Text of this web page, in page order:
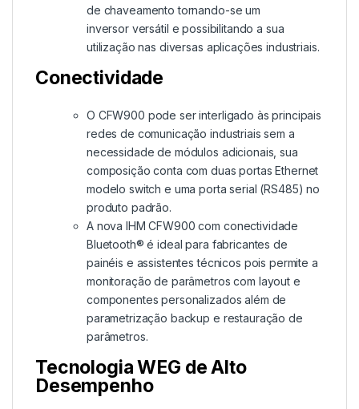
de chaveamento tornando-se um
inversor versátil e possibilitando a sua
utilização nas diversas aplicações industriais.
Conectividade
O CFW900 pode ser interligado às principais
redes de comunicação industriais sem a
necessidade de módulos adicionais, sua
composição conta com duas portas Ethernet
modelo switch e uma porta serial (RS485) no
produto padrão.
A nova IHM CFW900 com conectividade
Bluetooth® é ideal para fabricantes de
painéis e assistentes técnicos pois permite a
monitoração de parâmetros com layout e
componentes personalizados além de
parametrização backup e restauração de
parâmetros.
Tecnologia WEG de Alto
Desempenho